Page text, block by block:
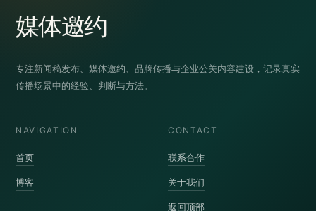
媒体邀约
专注新闻稿发布、媒体邀约、品牌传播与企业公关内容建设，记录真实
传播场景中的经验、判断与方法。
NAVIGATION
首页
博客
CONTACT
联系合作
关于我们
返回顶部